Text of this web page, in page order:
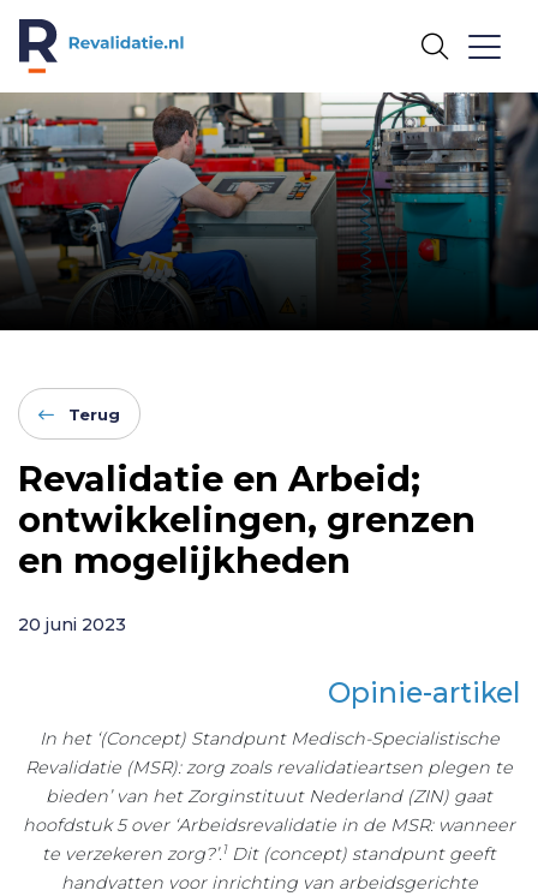
REVALIDATIE.NL
Terug
Revalidatie en Arbeid;
ontwikkelingen, grenzen
en mogelijkheden
20 juni 2023
Opinie-artikel
In het ‘(Concept) Standpunt Medisch-Specialistische
Revalidatie (MSR): zorg zoals revalidatieartsen plegen te
bieden’ van het Zorginstituut Nederland (ZIN) gaat
hoofdstuk 5 over ‘Arbeidsrevalidatie in de MSR: wanneer
te verzekeren zorg?’. 1Dit (concept) standpunt geeft
handvatten voor inrichting van arbeidsgerichte